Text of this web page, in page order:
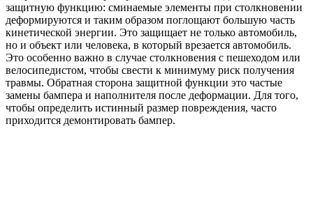
защитную функцию: сминаемые элементы при столкновении
деформируются и таким образом поглощают большую часть
кинетической энергии. Это защищает не только автомобиль,
но и объект или человека, в который врезается автомобиль.
Это особенно важно в случае столкновения с пешеходом или
велосипедистом, чтобы свести к минимуму риск получения
травмы. Обратная сторона защитной функции это частые
замены бампера и наполнителя после деформации. Для того,
чтобы определить истинный размер повреждения, часто
приходится демонтировать бампер.